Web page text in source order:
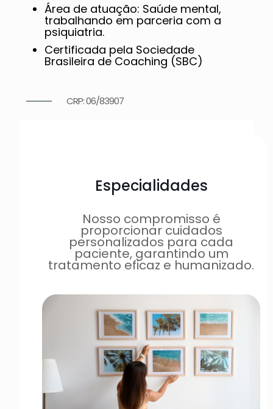
Área de atuação: Saúde mental,
trabalhando em parceria com a
psiquiatria.
Certificada pela Sociedade
Brasileira de Coaching (SBC)
CRP: 06/83907
Especialidades
Nosso compromisso é
proporcionar cuidados
personalizados para cada
paciente, garantindo um
tratamento eficaz e humanizado.